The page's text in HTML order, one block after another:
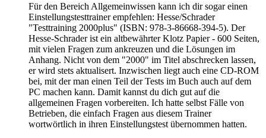
Für den Bereich Allgemeinwissen kann ich dir sogar einen
Einstellungstesttrainer empfehlen: Hesse/Schrader
"Testtraining 2000plus" (ISBN: 978-3-86668-394-5). Der
Hesse-Schrader ist ein altbewährter Klotz Papier - 600 Seiten,
mit vielen Fragen zum ankreuzen und die Lösungen im
Anhang. Nicht von dem "2000" im Titel abschrecken lassen,
er wird stets aktualisert. Inzwischen liegt auch eine CD-ROM
bei, mit der man einen Teil der Tests im Buch auch auf dem
PC machen kann. Damit kannst du dich gut auf die
allgemeinen Fragen vorbereiten. Ich hatte selbst Fälle von
Betrieben, die einfach Fragen aus diesem Trainer
wortwörtlich in ihren Einstellungstest übernommen hatten.